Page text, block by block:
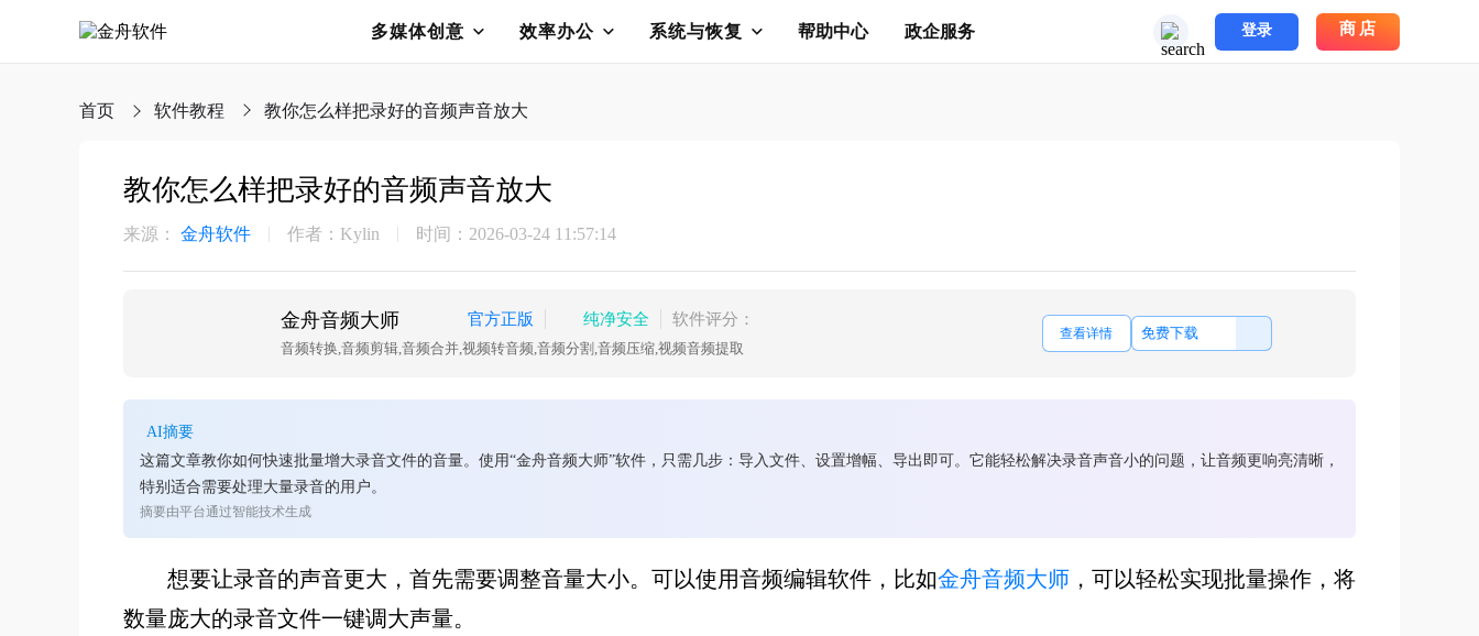
多媒体创意 效率办公 系统与恢复 帮助中心 政企服务 登录 商店
首页 软件教程 教你怎么样把录好的音频声音放大
教你怎么样把录好的音频声音放大
来源： 金舟软件 作者：Kylin 时间：2026-03-24 11:57:14
金舟音频大师 官方正版 纯净安全 软件评分：
音频转换,音频剪辑,音频合并,视频转音频,音频分割,音频压缩,视频音频提取
查看详情 免费下载
AI摘要
这篇文章教你如何快速批量增大录音文件的音量。使用“金舟音频大师”软件，只需几步：导入文件、设置增幅、导出即可。它能轻松解决录音声音小的问题，让音频更响亮清晰，
特别适合需要处理大量录音的用户。
摘要由平台通过智能技术生成
想要让录音的声音更大，首先需要调整音量大小。可以使用音频编辑软件，比如金舟音频大师 ，可以轻松实现批量操作，将
数量庞大的录音文件一键调大声量。